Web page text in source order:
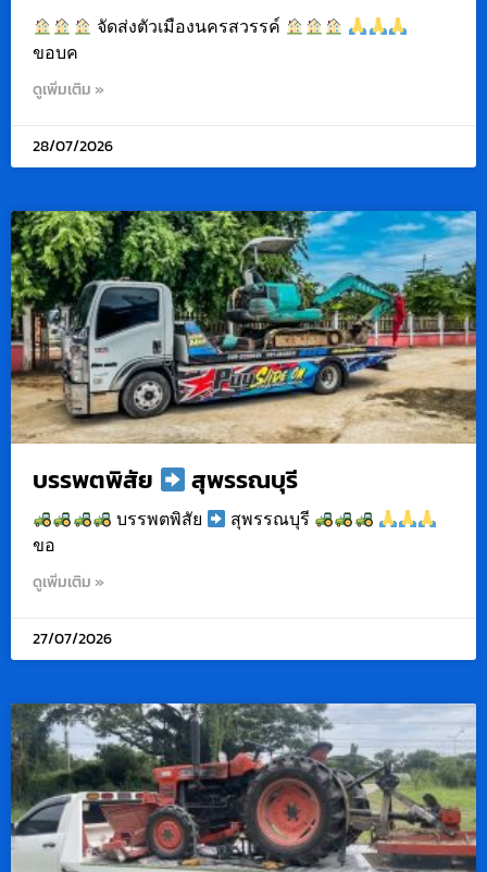
จัดส่งตัวเมืองนครสวรรค์
ขอบค
ดูเพิ่มเติม »
28/07/2026
บรรพตพิสัย สุพรรณบุรี
บรรพตพิสัย
สุพรรณบุรี
ขอ
ดูเพิ่มเติม »
27/07/2026